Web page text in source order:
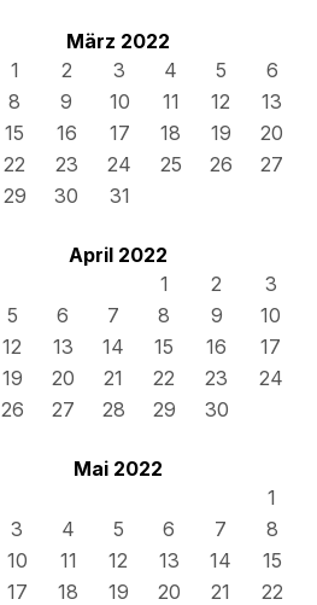
März 2022
1
2 3 4 5
6
8 9 10 11 12
13
15 16 17 18 19
20
22 23 24 25 26
27
29 30 31
April 2022
1
2
3
5 6 7 8 9
10
12 13 14 15 16
17
19 20 21 22 23
24
26 27 28 29 30
Mai 2022
1
3 4 5 6 7
8
10 11 12 13 14
15
17 18 19 20 21
22